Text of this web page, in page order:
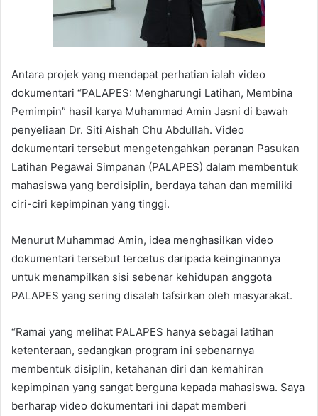
Antara projek yang mendapat perhatian ialah video
dokumentari “PALAPES: Mengharungi Latihan, Membina
Pemimpin” hasil karya Muhammad Amin Jasni di bawah
penyeliaan Dr. Siti Aishah Chu Abdullah. Video
dokumentari tersebut mengetengahkan peranan Pasukan
Latihan Pegawai Simpanan (PALAPES) dalam membentuk
mahasiswa yang berdisiplin, berdaya tahan dan memiliki
ciri-ciri kepimpinan yang tinggi.
Menurut Muhammad Amin, idea menghasilkan video
dokumentari tersebut tercetus daripada keinginannya
untuk menampilkan sisi sebenar kehidupan anggota
PALAPES yang sering disalah tafsirkan oleh masyarakat.
“Ramai yang melihat PALAPES hanya sebagai latihan
ketenteraan, sedangkan program ini sebenarnya
membentuk disiplin, ketahanan diri dan kemahiran
kepimpinan yang sangat berguna kepada mahasiswa. Saya
berharap video dokumentari ini dapat memberi